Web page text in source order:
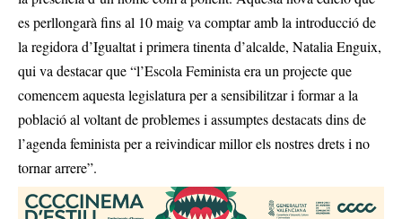
es perllongarà fins al 10 maig va comptar amb la introducció de
la regidora d’Igualtat i primera tinenta d’alcalde, Natalia Enguix,
qui va destacar que “l’Escola Feminista era un projecte que
comencem aquesta legislatura per a sensibilitzar i formar a la
població al voltant de problemes i assumptes destacats dins de
l’agenda feminista per a reivindicar millor els nostres drets i no
tornar arrere”.